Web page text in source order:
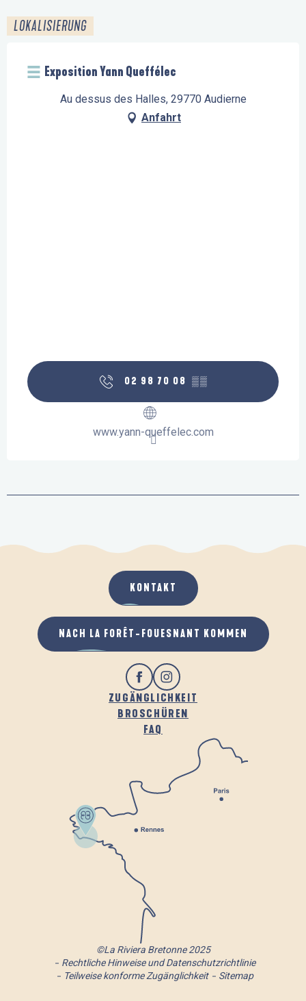
LOKALISIERUNG
Exposition Yann Queffélec
Au dessus des Halles, 29770 Audierne
Anfahrt
02 98 70 08 ▒▒
www.yann-queffelec.com
ZUGÄNGLICHKEIT
BROSCHÜREN
FAQ
KONTAKT
NACH LA FORÊT-FOUESNANT KOMMEN
©La Riviera Bretonne 2025
Rechtliche Hinweise und Datenschutzrichtlinie
Teilweise konforme Zugänglichkeit
Sitemap